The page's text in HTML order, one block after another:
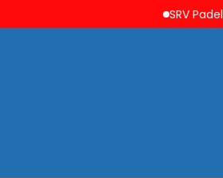
SRV Padel